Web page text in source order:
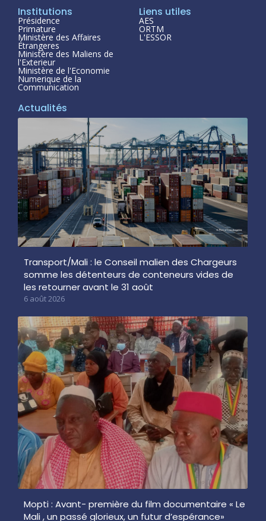
Institutions
Présidence
Primature
Ministère des Affaires
Étrangeres
Ministère des Maliens de
l'Exterieur
Ministère de l'Economie
Numerique de la
Communication
Liens utiles
AES
ORTM
L'ESSOR
Actualités
Transport/Mali : le Conseil malien des Chargeurs
somme les détenteurs de conteneurs vides de
les retourner avant le 31 août
6 août 2026
Mopti : Avant- première du film documentaire « Le
Mali , un passé glorieux, un futur d’espérance»